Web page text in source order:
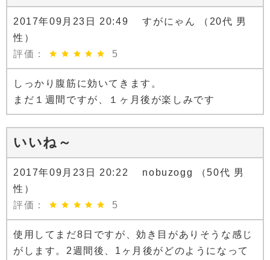
2017年09月23日 20:49 すがにゃん （20代 男
性）
評価：
5
しっかり腹筋に効いてきます。
まだ１週間ですが、１ヶ月後が楽しみです
いいね～
2017年09月23日 20:22 nobuzogg （50代 男
性）
評価：
5
使用してまだ8日ですが、効き目がありそうな感じ
がします。2週間後、1ヶ月後がどのようになって